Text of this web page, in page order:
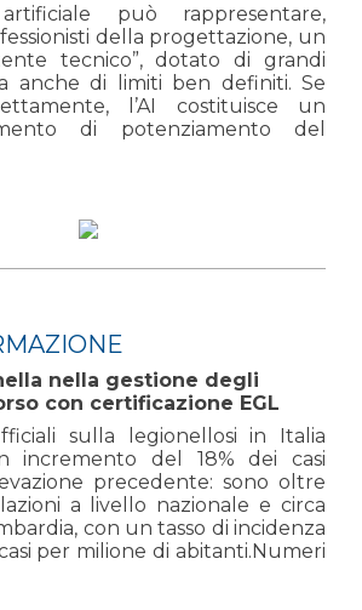
artificiale può rappresentare,
della progettazione, un
tecnico”, dotato di grandi
anche di limiti ben definiti. Se
l’AI costituisce un
di potenziamento del
nella gestione degli
con certificazione EGL
sulla legionellosi in Italia
incremento del 18% dei casi
precedente: sono oltre
a livello nazionale e circa
con un tasso di incidenza
per milione di abitanti.Numeri